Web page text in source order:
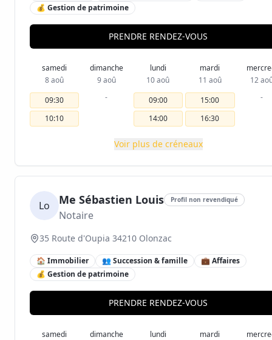
💰 Gestion de patrimoine
PRENDRE RENDEZ-VOUS
samedi
8 aoû
09:30
10:10
dimanche
9 aoû
-
lundi
10 aoû
09:00
14:00
mardi
11 aoû
15:00
16:30
12
-
Voir plus de créneaux
Lo Me Sébastien Louis Profil non revendiqué
Notaire
35 Route d'Oupia 34210 Olonzac
🏠 Immobilier 👥 Succession & famille
💼 Affaires
💰 Gestion de patrimoine
PRENDRE RENDEZ-VOUS
samedi
dimanche
lundi
mardi